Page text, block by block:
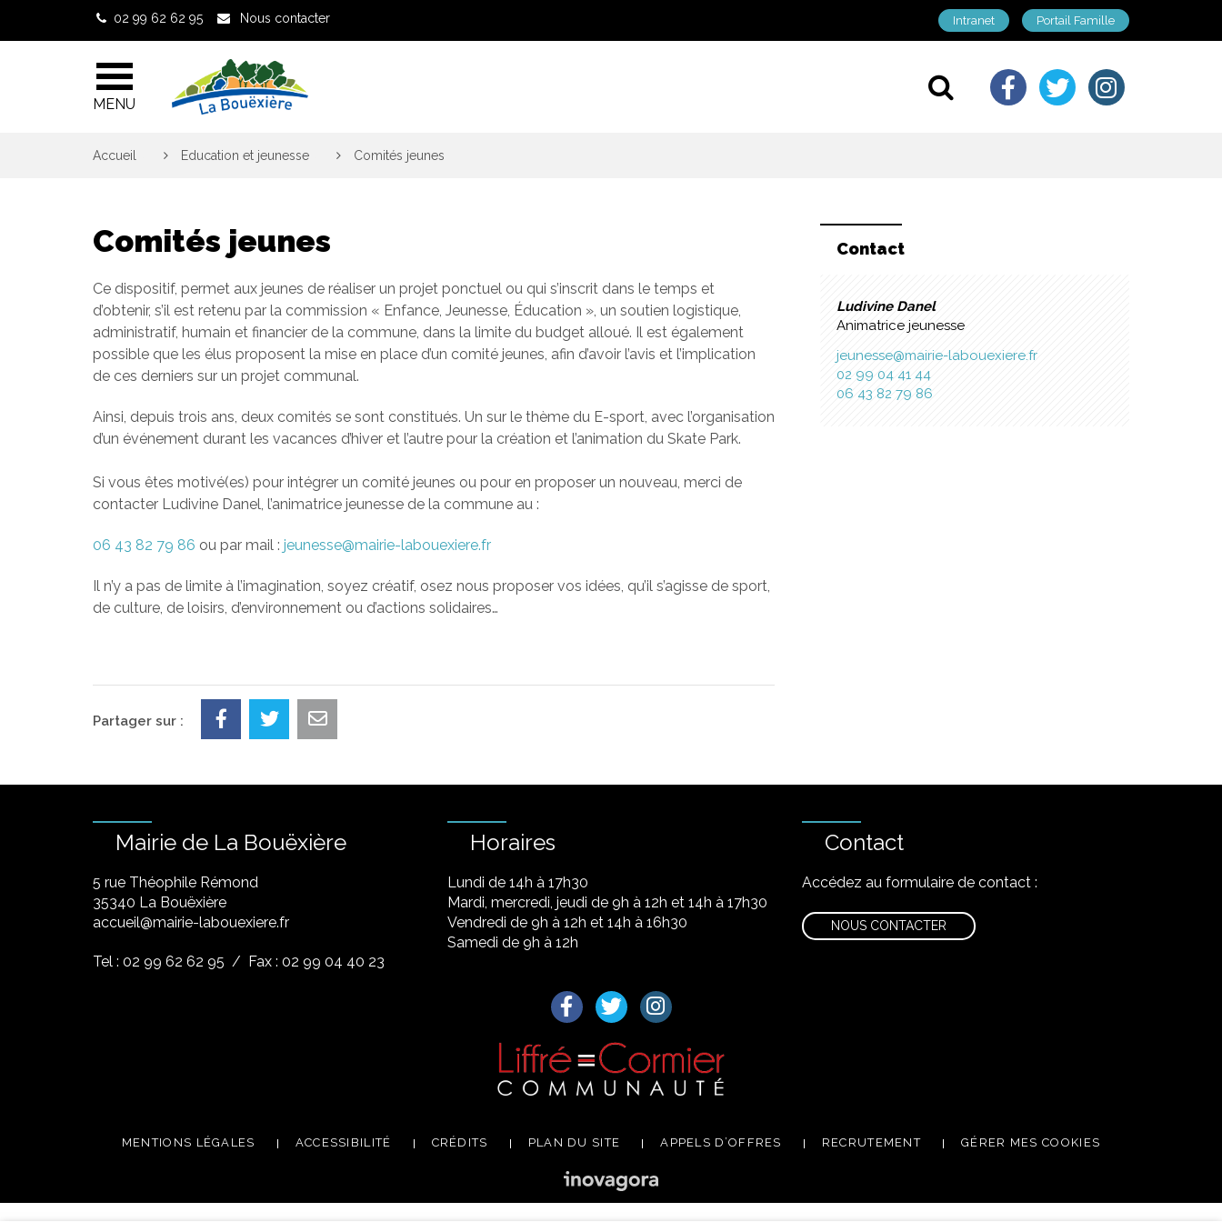
02 99 62 62 95 Nous contacter Intranet Portail Famille
MENU Lien vers le
Lien vers le
Lien vers
Accueil Education et jeunesse Comités jeunes
Comités jeunes
Ce dispositif, permet aux jeunes de réaliser un projet ponctuel ou qui s’inscrit dans le temps et
d’obtenir, s’il est retenu par la commission « Enfance, Jeunesse, Éducation », un soutien logistique,
administratif, humain et financier de la commune, dans la limite du budget alloué. Il est également
possible que les élus proposent la mise en place d’un comité jeunes, afin d’avoir l’avis et l’implication
de ces derniers sur un projet communal.
Ainsi, depuis trois ans, deux comités se sont constitués. Un sur le thème du E-sport, avec l’organisation
d’un événement durant les vacances d’hiver et l’autre pour la création et l’animation du Skate Park.
​Si vous êtes motivé(es) pour intégrer un comité jeunes ou pour en proposer un nouveau, merci de
contacter Ludivine Danel, l’animatrice jeunesse de la commune au :
06 43 82 79 86 ou par mail : jeunesse@mairie-labouexiere.fr
Il n’y a pas de limite à l’imagination, soyez créatif, osez nous proposer vos idées, qu’il s’agisse de sport,
de culture, de loisirs, d’environnement ou d’actions solidaires…
Contact
Ludivine Danel
Animatrice jeunesse
jeunesse@mairie-labouexiere.fr
02 99 04 41 44
06 43 82 79 86
Partager sur :
Mairie de La Bouëxière
5 rue Théophile Rémond
​35340 La Bouëxière
accueil@mairie-labouexiere.fr
Tel : 02 99 62 62 95 / Fax : 02 99 04 40 23
Horaires
Lundi de 14h à 17h30
Mardi, mercredi, jeudi de 9h à 12h et 14h à 17h30
Vendredi de 9h à 12h et 14h à 16h30
Samedi de 9h à 12h
Contact
Accédez au formulaire de contact :
NOUS CONTACTER
Lien vers le compte Facebook
Lien vers le compte Twitter
Lien vers le compte Instagram
MENTIONS LÉGALES ACCESSIBILITÉ CRÉDITS PLAN DU SITE APPELS D’OFFRES RECRUTEMENT GÉRER MES COOKIES